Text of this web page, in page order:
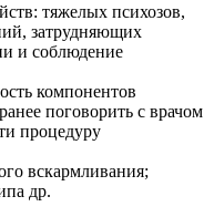
тяжелых психозов,
затрудняющих
и соблюдение
компонентов
поговорить с врачом
процедуру
вскармливания;
др.